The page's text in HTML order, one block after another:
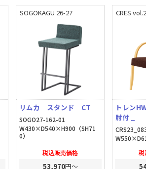
SOGOKAGU 26-27
リムカ スタンド CT
SOGO27-162-01
W430×D540×H900（SH71
0）
税込販売価格
53,970円～
CRES
トレン
肘付 _
税